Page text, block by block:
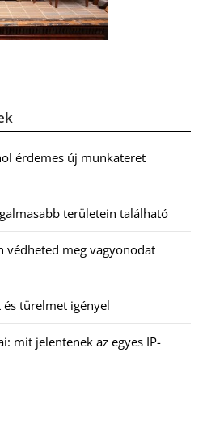
érdemes új munkateret
területein található
védheted meg vagyonodat
és türelmet igényel
mit jelentenek az egyes IP-